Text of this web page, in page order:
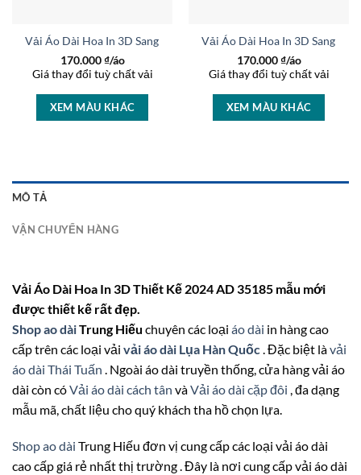
Vải Áo Dài Hoa In 3D Sang Trọng AD 27233
170.000₫/áo
Giá thay đổi tuỳ chất vải
XEM MÀU KHÁC
Vải Áo Dài Hoa In 3D Sang
170.000₫/áo
Giá thay đổi tuỳ chất vải
XEM MÀU KHÁC
46463
MÔ TẢ
VẬN CHUYỂN HÀNG
Vải Áo Dài Hoa In 3D Thiết Kế 2024 AD 35185 mẫu mới
được thiết kế rất đẹp.
Shop ao dàiTrung Hiếu chuyên các loại áo dài in hàng cao
cấp trên các loại vải vải áo dài Lụa Hàn Quốc . Đặc biệt làvải
áo dài Thái Tuấn . Ngoài áo dài truyền thống, cửa hàng vải áo
dài còn cóVải áo dài cách tân vàVải áo dài cặp đôi , đa dạng
mẫu mã, chất liệu cho quý khách tha hồ chọn lựa.
Shop ao dài Trung Hiếu đơn vị cung cấp các loại vải áo dài
cao cấp giá rẻ nhất thị trường . Đây là nơi cung cấp vải áo dài